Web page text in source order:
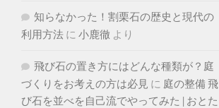
知らなかった！割栗石の歴史と現代の
利用方法 に 小鹿徹 より
飛び石の置き方にはどんな種類が？庭
づくりをお考えの方は必見 に 庭の整備 飛
び石を並べを自己流でやってみた | おとた